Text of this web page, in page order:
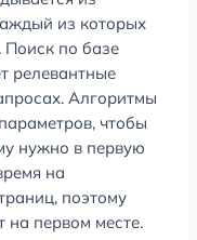
из которых
Поиск по базе
релевантные
Алгоритмы
чтобы
нужно в первую
на
поэтому
на первом месте.